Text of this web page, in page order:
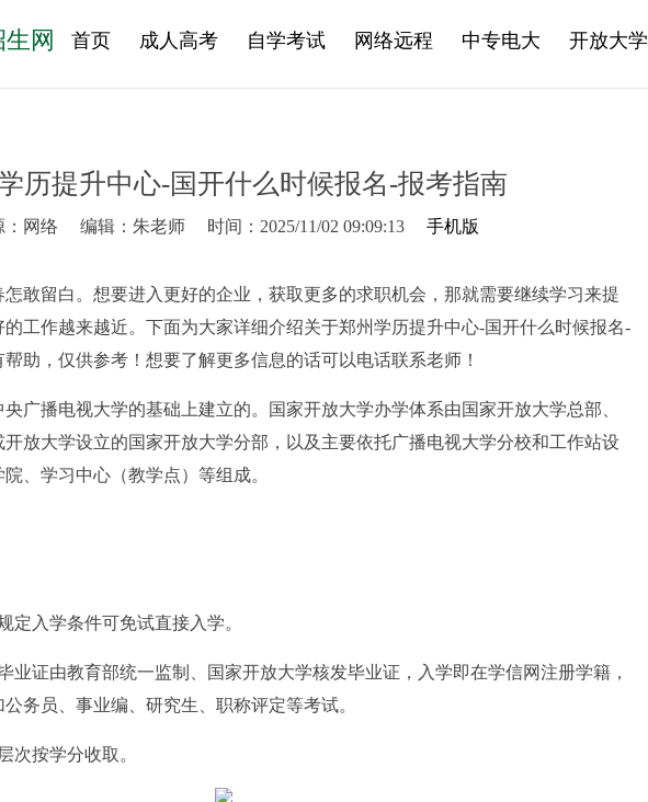
网 首页 成人高考 自学考试 网络远程 中专电大 开放大学
历提升中心-国开什么时候报名-报考指南
：网络 编辑：朱老师 时间：2025/11/02 09:09:13 手机版
怎敢留白。想要进入更好的企业，获取更多的求职机会，那就需要继续学习来提
工作越来越近。下面为大家详细介绍关于郑州学历提升中心-国开什么时候报名-
助，仅供参考！想要了解更多信息的话可以电话联系老师！
央广播电视大学的基础上建立的。国家开放大学办学体系由国家开放大学总部、
放大学设立的国家开放大学分部，以及主要依托广播电视大学分校和工作站设
、学习中心（教学点）等组成。
定入学条件可免试直接入学。
毕业证由教育部统一监制、国家开放大学核发毕业证，入学即在学信网注册学籍，
务员、事业编、研究生、职称评定等考试。
次按学分收取。